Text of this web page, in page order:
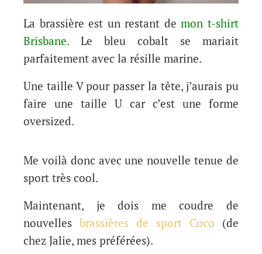
La brassière est un restant demon t-shirt
Brisbane. Le bleu cobalt se mariait
parfaitement avec la résille marine.
Une taille V pour passer la tête, j’aurais pu
faire une taille U car c’est une forme
oversized.
Me voilà donc avec une nouvelle tenue de
sport très cool.
Maintenant, je dois me coudre de
nouvelles brassières de sport Coco (de
chez Jalie, mes préférées).